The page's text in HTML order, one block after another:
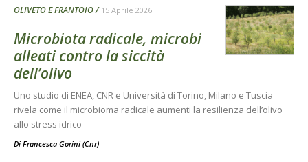
OLIVETO E FRANTOIO 15 Aprile 2026
Microbiota radicale, microbi
alleati contro la siccità
dell’olivo
Uno studio di ENEA, CNR e Università di Torino, Milano e Tuscia
rivela come il microbioma radicale aumenti la resilienza dell’olivo
allo stress idrico
Di Francesca Gorini (Cnr) -